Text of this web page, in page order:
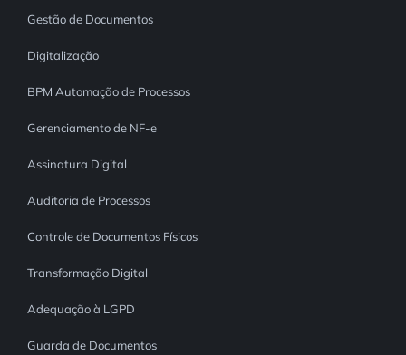
Gestão de Documentos
Digitalização
BPM Automação de Processos
Gerenciamento de NF-e
Assinatura Digital
Auditoria de Processos
Controle de Documentos Físicos
Transformação Digital
Adequação à LGPD
Guarda de Documentos